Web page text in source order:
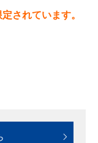
されています。